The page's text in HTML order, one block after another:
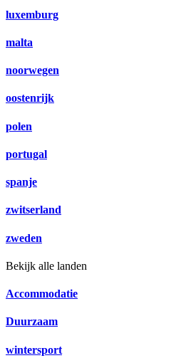
luxemburg
malta
noorwegen
oostenrijk
polen
portugal
spanje
zwitserland
zweden
Bekijk alle landen
Accommodatie
Duurzaam
wintersport